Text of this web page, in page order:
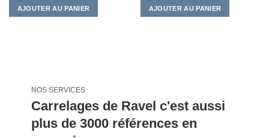
AJOUTER AU PANIER AJOUTER AU PANIER
NOS SERVICES
Carrelages de Ravel c'est aussi
plus de 3000 références en